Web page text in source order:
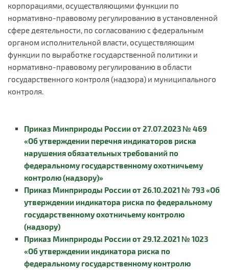
корпорациями, осуществляющими функции по
нормативно-правовому регулированию в установленной
сфере деятельности, по согласованию с федеральным
органом исполнительной власти, осуществляющим
функции по выработке государственной политики и
нормативно-правовому регулированию в области
государственного контроля (надзора) и муниципального
контроля.
Приказ Минприроды России от 27.07.2023 № 469
«Об утверждении перечня индикаторов риска
нарушения обязательных требований по
федеральному государственному охотничьему
контролю (надзору)»
Приказ Минприроды России от 26.10.2021 № 793 «Об
утверждении индикатора риска по федеральному
государственному охотничьему контролю
(надзору)
Приказ Минприроды России от 29.12.2021 № 1023
«Об утверждении индикатора риска по
федеральному государственному контролю